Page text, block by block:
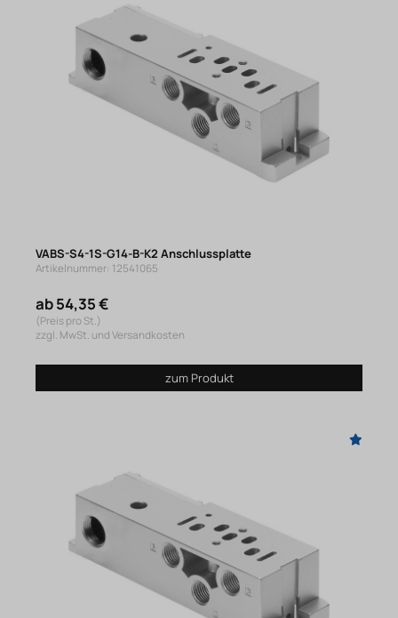
VABS-S4-1S-G14-B-K2 Anschlussplatte
Artikelnummer: 12541065
ab 54,35 €
(Preis pro St.)
zzgl. MwSt. und Versandkosten
zum Produkt